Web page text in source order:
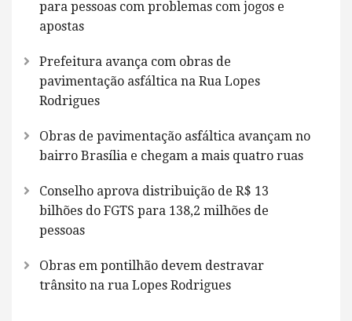
para pessoas com problemas com jogos e
apostas
Prefeitura avança com obras de
pavimentação asfáltica na Rua Lopes
Rodrigues
Obras de pavimentação asfáltica avançam no
bairro Brasília e chegam a mais quatro ruas
Conselho aprova distribuição de R$ 13
bilhões do FGTS para 138,2 milhões de
pessoas
Obras em pontilhão devem destravar
trânsito na rua Lopes Rodrigues